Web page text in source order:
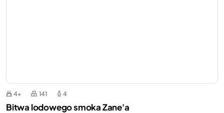
4+ 141 4
Bitwa lodowego smoka Zane'a